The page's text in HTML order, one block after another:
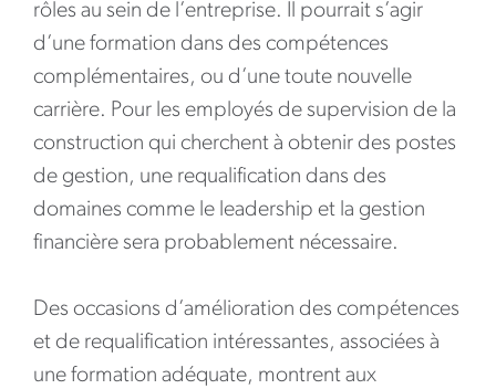
rôles au sein de l’entreprise. Il pourrait s’agir
d’une formation dans des compétences
complémentaires, ou d’une toute nouvelle
carrière. Pour les employés de supervision de la
construction qui cherchent à obtenir des postes
de gestion, une requalification dans des
domaines comme le leadership et la gestion
financière sera probablement nécessaire.
Des occasions d’amélioration des compétences
et de requalification intéressantes, associées à
une formation adéquate, montrent aux